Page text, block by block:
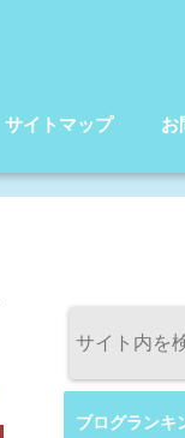
サイトマップ お
ブログランキ